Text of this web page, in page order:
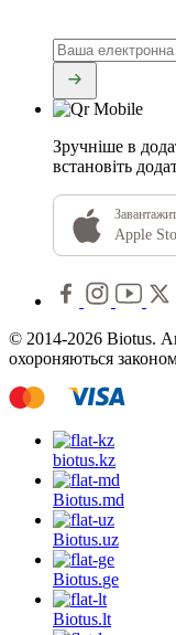
Зручніше в
встановіть
Apple
© 2014-2026 Biotus.
охороняються
biotus.kz
Biotus.md
Biotus.uz
Biotus.ge
Biotus.lt